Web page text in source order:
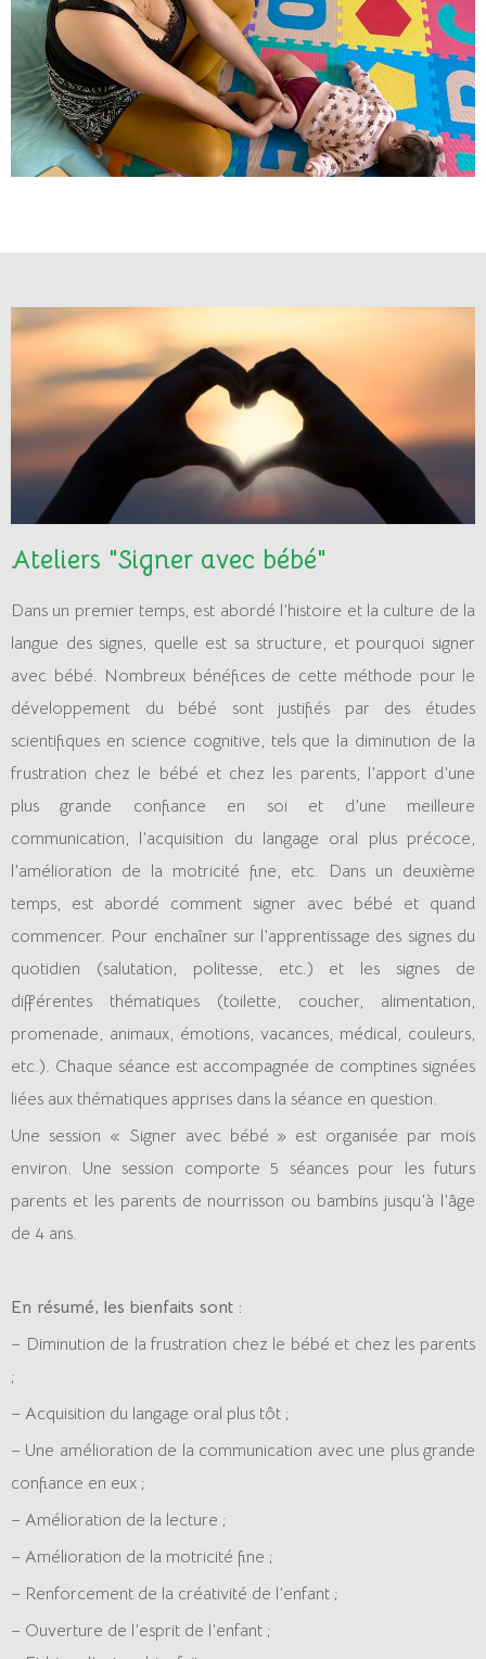
Ateliers "Signer avec bébé"
Dans un premier temps, est abordé l’histoire et la culture de la
langue des signes, quelle est sa structure, et pourquoi signer
avec bébé. Nombreux bénéfices de cette méthode pour le
développement du bébé sont justifiés par des études
scientifiques en science cognitive, tels que la diminution de la
frustration chez le bébé et chez les parents, l’apport d’une
plus grande confiance en soi et d’une meilleure
communication, l’acquisition du langage oral plus précoce,
l’amélioration de la motricité fine, etc. Dans un deuxième
temps, est abordé comment signer avec bébé et quand
commencer. Pour enchaîner sur l’apprentissage des signes du
quotidien (salutation, politesse, etc.) et les signes de
différentes thématiques (toilette, coucher, alimentation,
promenade, animaux, émotions, vacances, médical, couleurs,
etc.). Chaque séance est accompagnée de comptines signées
liées aux thématiques apprises dans la séance en question.
Une session « Signer avec bébé » est organisée par mois
environ. Une session comporte 5 séances pour les futurs
parents et les parents de nourrisson ou bambins jusqu’à l’âge
de 4 ans.
En résumé, les bienfaits sont :
– Diminution de la frustration chez le bébé et chez les parents
;
– Acquisition du langage oral plus tôt ;
– Une amélioration de la communication avec une plus grande
confiance en eux ;
– Amélioration de la lecture ;
– Amélioration de la motricité fine ;
– Renforcement de la créativité de l’enfant ;
– Ouverture de l’esprit de l’enfant ;